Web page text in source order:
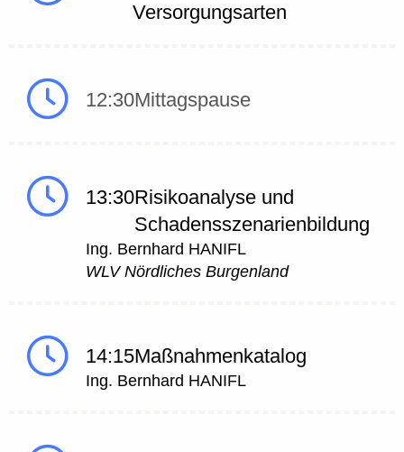
Versorgungsarten
12:30Mittagspause
13:30Risikoanalyse und
Schadensszenarienbildung
Ing. Bernhard HANIFL
WLV Nördliches Burgenland
14:15Maßnahmenkatalog
Ing. Bernhard HANIFL